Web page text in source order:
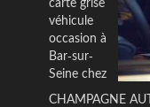
véhicule
occasion à
Bar-sur-
Seine chez
CHAMPAGNE